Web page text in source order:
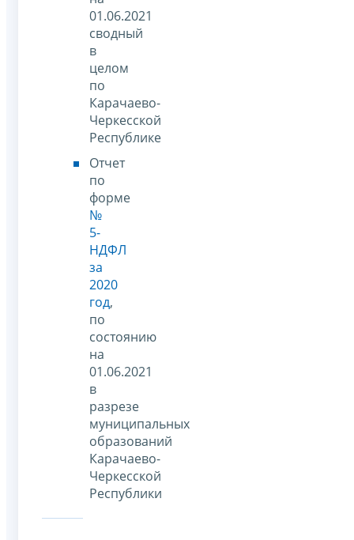
01.06.2021
сводный
в
целом
по
Карачаево-
Черкесской
Республике
Отчет
по
форме
№
5-
НДФЛ
за
2020
год,
по
состоянию
на
01.06.2021
в
разрезе
муниципальных
образований
Карачаево-
Черкесской
Республики